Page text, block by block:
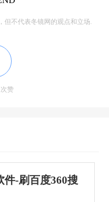
但不代表冬镜网的观点和立场.
赞
件-刷百度360搜